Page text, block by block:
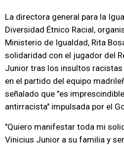
La directora general para la
Diversidad Étnico Racial,
Ministerio de Igualdad, Rita
solidaridad con el jugador del
Junior tras los insultos
en el partido del equipo
señalado que "es
antirracista" impulsada por el
"Quiero manifestar toda mi
Vinicius Junior a su familia y